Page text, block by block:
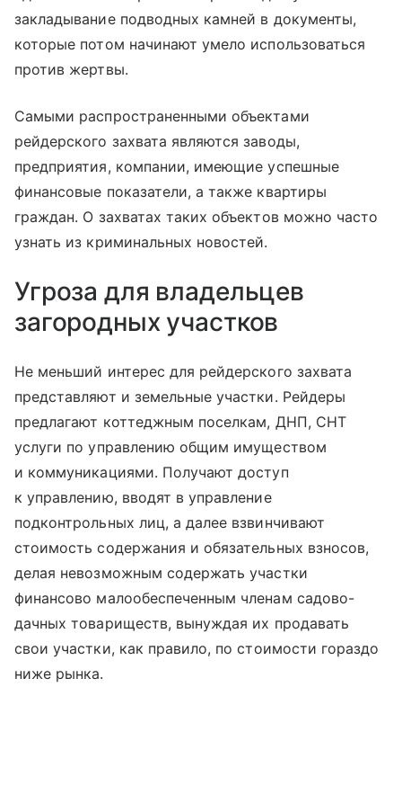
закладывание подводных камней в документы,
которые потом начинают умело использоваться
против жертвы.
Самыми распространенными объектами
рейдерского захвата являются заводы,
предприятия, компании, имеющие успешные
финансовые показатели, а также квартиры
граждан. О захватах таких объектов можно часто
узнать из криминальных новостей.
Угроза для владельцев
загородных участков
Не меньший интерес для рейдерского захвата
представляют и земельные участки. Рейдеры
предлагают коттеджным поселкам, ДНП, СНТ
услуги по управлению общим имуществом
и коммуникациями. Получают доступ
к управлению, вводят в управление
подконтрольных лиц, а далее взвинчивают
стоимость содержания и обязательных взносов,
делая невозможным содержать участки
финансово малообеспеченным членам садово-
дачных товариществ, вынуждая их продавать
свои участки, как правило, по стоимости гораздо
ниже рынка.